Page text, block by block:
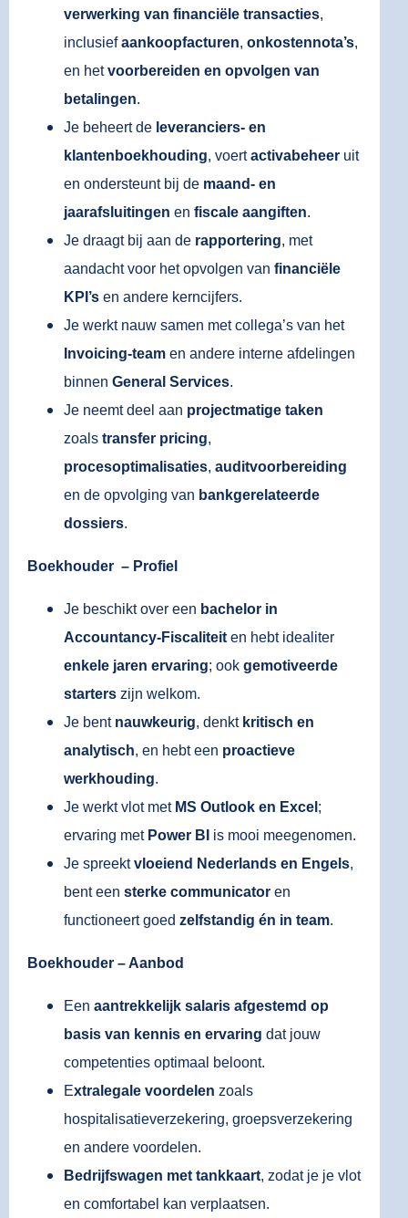
verwerking van financiële transacties,
inclusiefaankoopfacturen, onkostennota’s,
en hetvoorbereiden en opvolgen van
betalingen.
Je beheert de leveranciers- en
klantenboekhouding, voertactivabeheer uit
en ondersteunt bij de maand- en
jaarafsluitingen en fiscale aangiften.
Je draagt bij aan de rapportering, met
aandacht voor het opvolgen van financiële
KPI’s en andere kerncijfers.
Je werkt nauw samen met collega’s van het
Invoicing-team en andere interne afdelingen
binnen General Services.
Je neemt deel aan projectmatige taken
zoals transfer pricing,
procesoptimalisaties, auditvoorbereiding
en de opvolging van bankgerelateerde
dossiers.
Boekhouder – Profiel
Je beschikt over een bachelor in
Accountancy-Fiscaliteit en hebt idealiter
enkele jaren ervaring; ook gemotiveerde
starters zijn welkom.
Je bent nauwkeurig, denkt kritisch en
analytisch, en hebt een proactieve
werkhouding.
Je werkt vlot met MS Outlook en Excel ;
ervaring met Power BI is mooi meegenomen.
Je spreektvloeiend Nederlands en Engels,
bent een sterke communicator en
functioneert goed zelfstandig én in team.
Boekhouder – Aanbod
Een aantrekkelijk salaris afgestemd op
basis van kennis en ervaring dat jouw
competenties optimaal beloont.
Extralegale voordelen zoals
hospitalisatieverzekering, groepsverzekering
en andere voordelen.
Bedrijfswagen met tankkaart, zodat je je vlot
en comfortabel kan verplaatsen.